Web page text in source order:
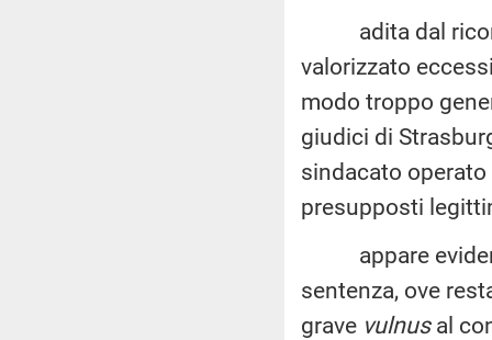
adita dal
valorizzato
modo troppo
giudici di
sindacato
presupposti
appare
sentenza, ove
grave vulnusal